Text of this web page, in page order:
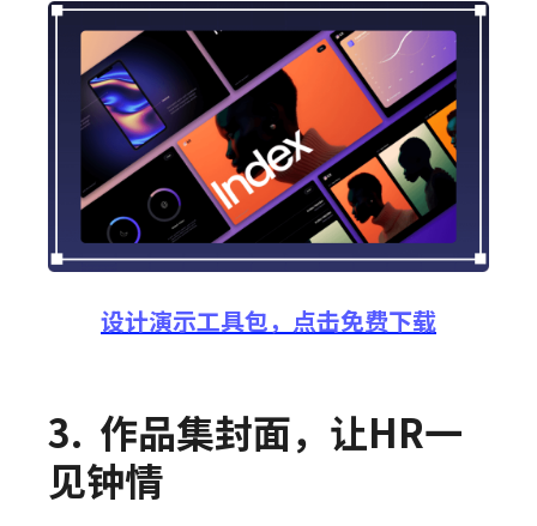
设计演示工具包，点击免费下载
3. 作品集封面，让HR一
见钟情